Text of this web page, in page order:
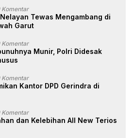
Komentar
Tewas Mengambang di
Garut
Komentar
Munir, Polri Didesak
Komentar
Kantor DPD Gerindra di
Komentar
dan Kelebihan All New Terios